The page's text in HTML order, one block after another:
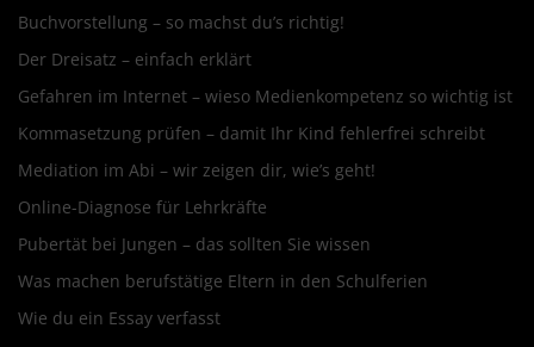
Buchvorstellung – so machst du’s richtig!
Der Dreisatz – einfach erklärt
Gefahren im Internet – wieso Medienkompetenz so wichtig ist
Kommasetzung prüfen – damit Ihr Kind fehlerfrei schreibt
Mediation im Abi – wir zeigen dir, wie’s geht!
Online-Diagnose für Lehrkräfte
Pubertät bei Jungen – das sollten Sie wissen
Was machen berufstätige Eltern in den Schulferien
Wie du ein Essay verfasst